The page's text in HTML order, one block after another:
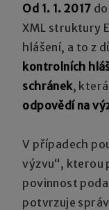
Od 1. 1. 2017
XML struktury
hlášení, a to z
kontrolních
schránek,
odpovědí na
V případech
výzvu“, kterou
povinnost
potvrzuje